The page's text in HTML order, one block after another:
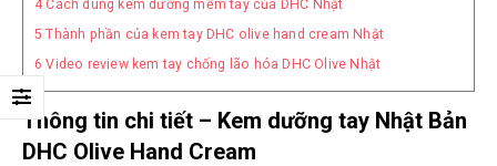
4Cách dùng kem dưỡng mềm tay của DHC Nhật
5 Thành phần của kem tay DHC olive hand cream Nhật
6 Video review kem tay chống lão hóa DHC Olive Nhật
Thông tin chi tiết – Kem dưỡng tay Nhật Bản
DHC Olive Hand Cream